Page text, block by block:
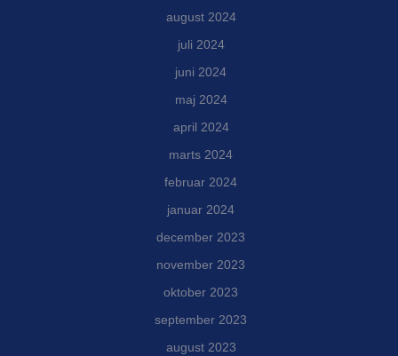
august 2024
juli 2024
juni 2024
maj 2024
april 2024
marts 2024
februar 2024
januar 2024
december 2023
november 2023
oktober 2023
september 2023
august 2023